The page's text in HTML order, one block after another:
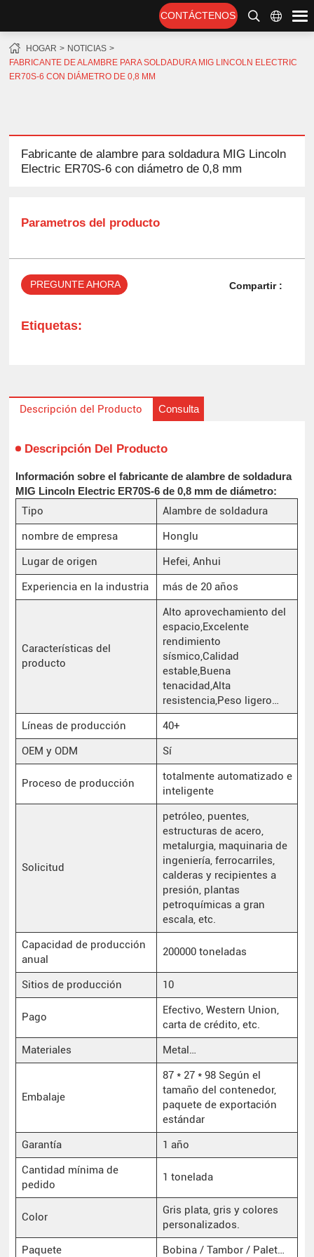
CONTÁCTENOS
HOGAR
NOTICIAS
FABRICANTE DE ALAMBRE PARA SOLDADURA MIG LINCOLN ELECTRIC
ER70S-6 CON DIÁMETRO DE 0,8 MM
Fabricante de alambre para soldadura MIG Lincoln
Electric ER70S-6 con diámetro de 0,8 mm
Parametros del producto
PREGUNTE AHORA Compartir :
Etiquetas:
Descripción del Producto Consulta
Descripción Del Producto
Información sobre el fabricante de alambre de soldadura
MIG Lincoln Electric ER70S-6 de 0,8 mm de diámetro:
Tipo
Alambre de soldadura
nombre de empresa
Honglu
Lugar de origen
Hefei, Anhui
Experiencia en la industria
más de 20 años
Características del
producto
Alto aprovechamiento del
espacio,Excelente
rendimiento
sísmico,Calidad
estable,Buena
tenacidad,Alta
resistencia,Peso ligero…
Líneas de producción
40+
OEM y ODM
Sí
Proceso de producción
totalmente automatizado e
inteligente
Solicitud
petróleo, puentes,
estructuras de acero,
metalurgia, maquinaria de
ingeniería, ferrocarriles,
calderas y recipientes a
presión, plantas
petroquímicas a gran
escala, etc.
Capacidad de producción
anual
200000 toneladas
Sitios de producción 10
Pago
Efectivo, Western Union,
carta de crédito, etc.
Materiales
Metal…
Embalaje
87 * 27 * 98 Según el
tamaño del contenedor,
paquete de exportación
estándar
Garantía
1 año
Cantidad mínima de
pedido
1 tonelada
Color
Gris plata, gris y colores
personalizados.
Paquete
Bobina / Tambor / Palet…